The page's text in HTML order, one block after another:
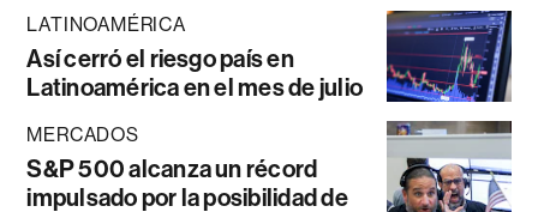
LATINOAMÉRICA
Así cerró el riesgo país en
Latinoamérica en el mes de julio
MERCADOS
S&P 500 alcanza un récord
impulsado por la posibilidad de